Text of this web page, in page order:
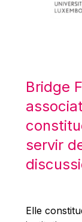
Bridge
servir
Elle